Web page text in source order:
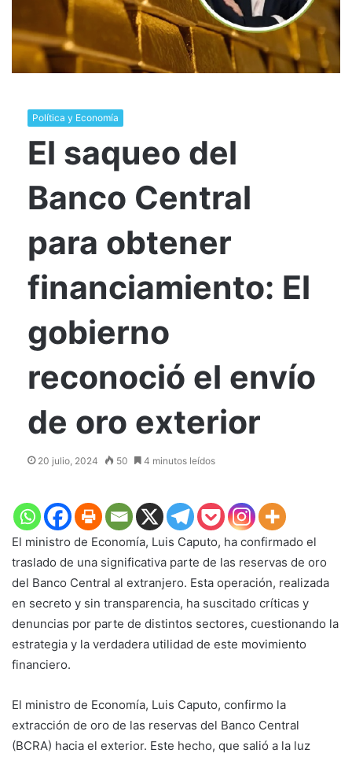
Política y Economía
El saqueo del
Banco Central
para obtener
financiamiento: El
gobierno
reconoció el envío
de oro exterior
20 julio, 2024 50 4 minutos leídos
El ministro de Economía, Luis Caputo, ha confirmado el
traslado de una significativa parte de las reservas de oro
del Banco Central al extranjero. Esta operación, realizada
en secreto y sin transparencia, ha suscitado críticas y
denuncias por parte de distintos sectores, cuestionando la
estrategia y la verdadera utilidad de este movimiento
financiero.
El ministro de Economía, Luis Caputo, confirmo la
extracción de oro de las reservas del Banco Central
(BCRA) hacia el exterior. Este hecho, que salió a la luz